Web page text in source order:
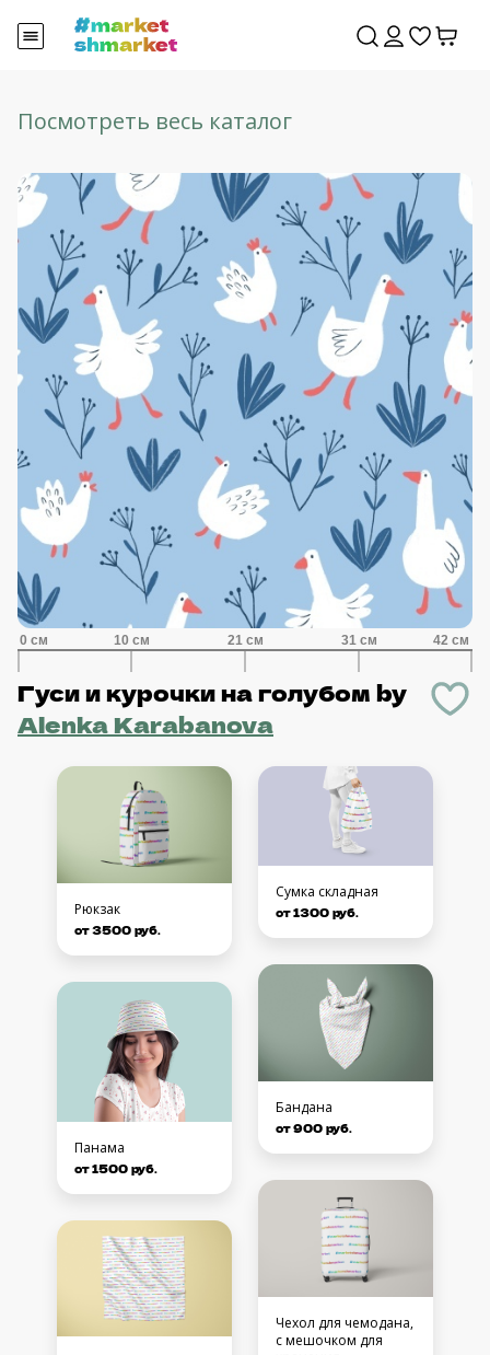
Посмотреть весь каталог
Гуси и курочки на голубом by
Alenka Karabanova
Рюкзак
от 3500 руб.
Панама
от 1500 руб.
Сумка складная
от 1300 руб.
Бандана
от 900 руб.
Чехол для чемодана,
с мешочком для